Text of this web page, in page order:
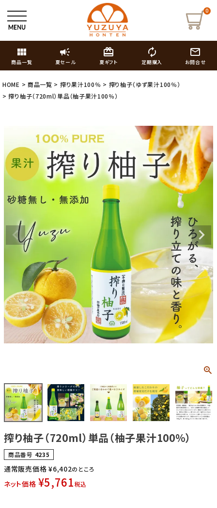
0
view_module
商品一覧
campaign
夏セール
card_giftcard
夏ギフト
autorenew
定期購入
mail_outline
お問合せ
HOME 商品一覧 搾り果汁100％
搾り柚子（ゆず果汁100％）
搾り柚子（720ml）単品（柚子果汁100％）
搾り柚子（720ml）単品（柚子果汁100％）
商品番号 4235
通常販売価格 ¥6,402のところ
ネット価格 ¥5,761税込